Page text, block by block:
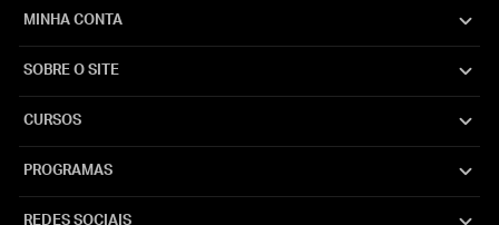
MINHA CONTA
SOBRE O SITE
CURSOS
PROGRAMAS
REDES SOCIAIS